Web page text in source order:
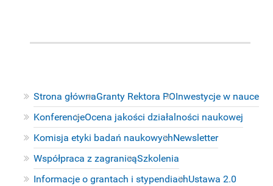
Strona głównaGranty Rektora POInwestycje w nauce
KonferencjeOcena jakości działalności naukowej
Komisja etyki badań naukowychNewsletter
Współpraca z zagranicąSzkolenia
Informacje o grantach i stypendiachUstawa 2.0